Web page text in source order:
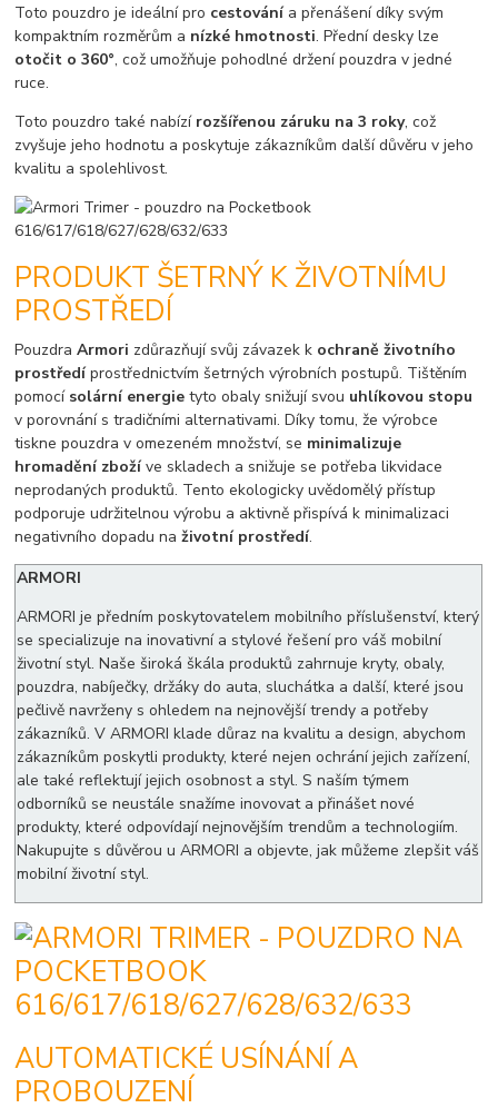
Toto pouzdro je ideální pro cestování a přenášení díky svým
kompaktním rozměrům a nízké hmotnosti. Přední desky lze
otočit o 360°, což umožňuje pohodlné držení pouzdra v jedné
ruce.
Toto pouzdro také nabízí rozšířenou záruku na 3 roky, což
zvyšuje jeho hodnotu a poskytuje zákazníkům další důvěru v jeho
kvalitu a spolehlivost.
PRODUKT ŠETRNÝ K ŽIVOTNÍMU
PROSTŘEDÍ
PouzdraArmori zdůrazňují svůj závazek k ochraně životního
prostředíprostřednictvím šetrných výrobních postupů. Tištěním
pomocí solární energie tyto obaly snižují svou uhlíkovou stopu
v porovnání s tradičními alternativami. Díky tomu, že výrobce
tiskne pouzdra v omezeném množství, se minimalizuje
hromadění zbožíve skladech a snižuje se potřeba likvidace
neprodaných produktů. Tento ekologicky uvědomělý přístup
podporuje udržitelnou výrobu a aktivně přispívá k minimalizaci
negativního dopadu naživotní prostředí.
ARMORI
ARMORI je předním poskytovatelem mobilního příslušenství, který
se specializuje na inovativní a stylové řešení pro váš mobilní
životní styl. Naše široká škála produktů zahrnuje kryty, obaly,
pouzdra, nabíječky, držáky do auta, sluchátka a další, které jsou
pečlivě navrženy s ohledem na nejnovější trendy a potřeby
zákazníků. V ARMORI klade důraz na kvalitu a design, abychom
zákazníkům poskytli produkty, které nejen ochrání jejich zařízení,
ale také reflektují jejich osobnost a styl. S naším týmem
odborníků se neustále snažíme inovovat a přinášet nové
produkty, které odpovídají nejnovějším trendům a technologiím.
Nakupujte s důvěrou u ARMORI a objevte, jak můžeme zlepšit váš
mobilní životní styl.
AUTOMATICKÉ USÍNÁNÍ A
PROBOUZENÍ